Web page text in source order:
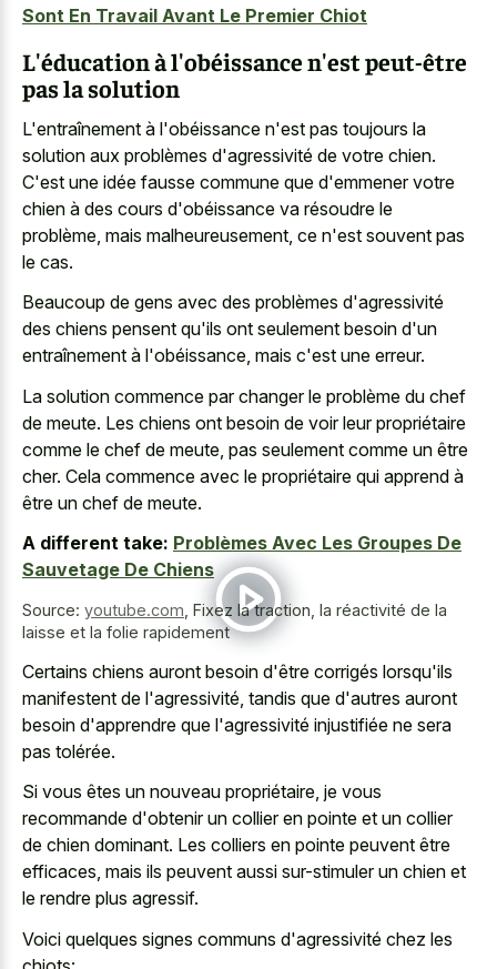
Sont En Travail Avant Le Premier Chiot
L'éducation à l'obéissance n'est peut-être
pas la solution
L'entraînement à l'obéissance n'est pas toujours la
solution aux problèmes d'agressivité de votre chien.
C'est une idée fausse commune que d'emmener votre
chien à des cours d'obéissance va résoudre le
problème, mais malheureusement, ce n'est souvent pas
le cas.
Beaucoup de gens avec des problèmes d'agressivité
des chiens pensent qu'ils ont seulement besoin d'un
entraînement à l'obéissance, mais c'est une erreur.
La solution commence par changer le problème du chef
de meute. Les chiens ont besoin de voir leur propriétaire
comme le chef de meute, pas seulement comme un être
cher. Cela commence avec le propriétaire qui apprend à
être un chef de meute.
A different take: Problèmes Avec Les Groupes De
Sauvetage De Chiens
Source: youtube.com Fixez la traction, la réactivité de la
laisse et la folie rapidement
Certains chiens auront besoin d'être corrigés lorsqu'ils
manifestent de l'agressivité, tandis que d'autres auront
besoin d'apprendre que l'agressivité injustifiée ne sera
pas tolérée.
Si vous êtes un nouveau propriétaire, je vous
recommande d'obtenir un collier en pointe et un collier
de chien dominant. Les colliers en pointe peuvent être
efficaces, mais ils peuvent aussi sur-stimuler un chien et
le rendre plus agressif.
Voici quelques signes communs d'agressivité chez les